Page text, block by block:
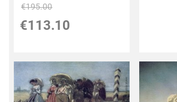
€195.00
€113.10